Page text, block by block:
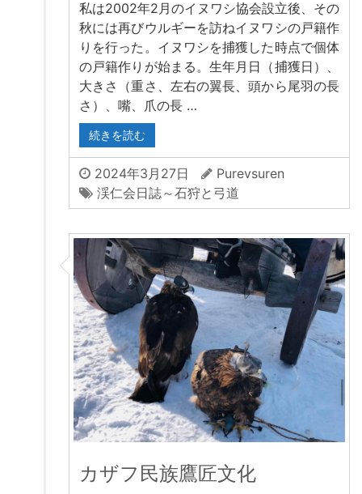
私は2002年2月のイヌワシ協会設立後、その
秋には再びウルギーを訪ねイヌワシの戸籍作
りを行った。イヌワシを捕獲した時点で個体
の戸籍作りが始まる。生年月日（捕獲日）、
大きさ（重さ、左右の翼長、頭から尾羽の長
さ）、嘴、爪の長 …
続きを読む
2024年3月27日
Purevsuren
渓仁会日誌～石狩と弓道
カザフ民族鷹匠文化